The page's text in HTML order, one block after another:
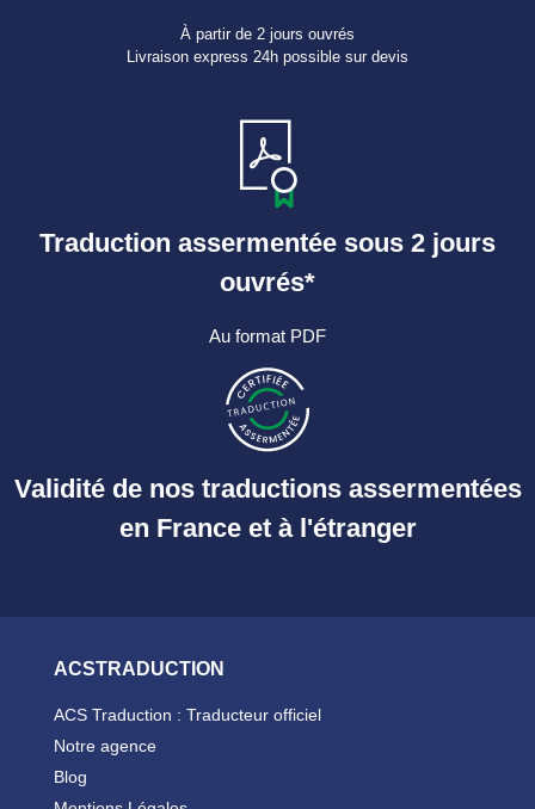
À partir de 2 jours ouvrés
Livraison express 24h possible sur devis
Traduction assermentée sous 2 jours
ouvrés*
Au format PDF
Validité de nos traductions assermentées
en France et à l'étranger
ACSTRADUCTION
ACS Traduction : Traducteur officiel
Notre agence
Blog